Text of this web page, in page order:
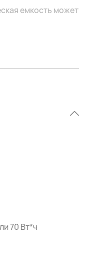
емкость может
70 Вт*ч